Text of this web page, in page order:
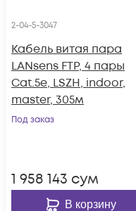
2-04-5-3047
Кабель витая пара
LANsens FTP, 4 пары
Cat.5e, LSZH, indoor,
master, 305м
Под заказ
1 958 143 сум
В корзину